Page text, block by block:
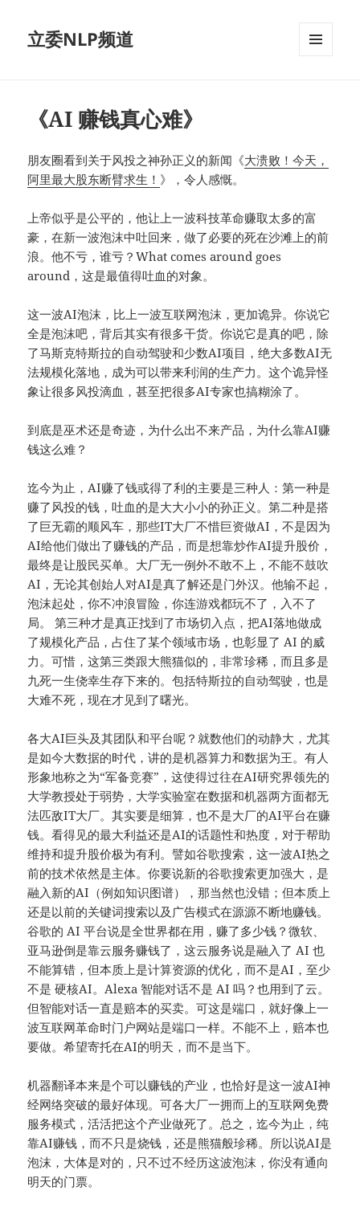
立委NLP频道
《AI 赚钱真心难》
朋友圈看到关于风投之神孙正义的新闻《大溃败！今天，
阿里最大股东断臂求生！ 》，令人感慨。
上帝似乎是公平的，他让上一波科技革命赚取太多的富
豪，在新一波泡沫中吐回来，做了必要的死在沙滩上的前
浪。他不亏，谁亏？What comes around goes
around，这是最值得吐血的对象。
这一波AI泡沫，比上一波互联网泡沫，更加诡异。你说它
全是泡沫吧，背后其实有很多干货。你说它是真的吧，除
了马斯克特斯拉的自动驾驶和少数AI项目，绝大多数AI无
法规模化落地，成为可以带来利润的生产力。这个诡异怪
象让很多风投滴血，甚至把很多AI专家也搞糊涂了。
到底是巫术还是奇迹，为什么出不来产品，为什么靠AI赚
钱这么难？
迄今为止，AI赚了钱或得了利的主要是三种人：第一种是
赚了风投的钱，吐血的是大大小小的孙正义。第二种是搭
了巨无霸的顺风车，那些IT大厂不惜巨资做AI，不是因为
AI给他们做出了赚钱的产品，而是想靠炒作AI提升股价，
最终是让股民买单。大厂无一例外不敢不上，不能不鼓吹
AI，无论其创始人对AI是真了解还是门外汉。他输不起，
泡沫起处，你不冲浪冒险，你连游戏都玩不了，入不了
局。 第三种才是真正找到了市场切入点，把AI落地做成
了规模化产品，占住了某个领域市场，也彰显了 AI 的威
力。可惜，这第三类跟大熊猫似的，非常珍稀，而且多是
九死一生侥幸生存下来的。包括特斯拉的自动驾驶，也是
大难不死，现在才见到了曙光。
各大AI巨头及其团队和平台呢？就数他们的动静大，尤其
是如今大数据的时代，讲的是机器算力和数据为王。有人
形象地称之为“军备竞赛”，这使得过往在AI研究界领先的
大学教授处于弱势，大学实验室在数据和机器两方面都无
法匹敌IT大厂。其实要是细算，也不是大厂的AI平台在赚
钱。看得见的最大利益还是AI的话题性和热度，对于帮助
维持和提升股价极为有利。譬如谷歌搜索，这一波AI热之
前的技术依然是主体。你要说新的谷歌搜索更加强大，是
融入新的AI（例如知识图谱），那当然也没错；但本质上
还是以前的关键词搜索以及广告模式在源源不断地赚钱。
谷歌的 AI 平台说是全世界都在用，赚了多少钱？微软、
亚马逊倒是靠云服务赚钱了，这云服务说是融入了 AI 也
不能算错，但本质上是计算资源的优化，而不是AI，至少
不是 硬核AI。Alexa 智能对话不是 AI 吗？也用到了云。
但智能对话一直是赔本的买卖。可这是端口，就好像上一
波互联网革命时门户网站是端口一样。不能不上，赔本也
要做。希望寄托在AI的明天，而不是当下。
机器翻译本来是个可以赚钱的产业，也恰好是这一波AI神
经网络突破的最好体现。可各大厂一拥而上的互联网免费
服务模式，活活把这个产业做死了。总之，迄今为止，纯
靠AI赚钱，而不只是烧钱，还是熊猫般珍稀。所以说AI是
泡沫，大体是对的，只不过不经历这波泡沫，你没有通向
明天的门票。